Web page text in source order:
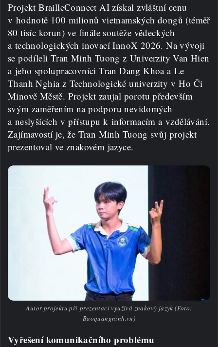
Projekt BrailleConnect AI získal zvláštní cenu
v hodnotě 100 milionů vietnamských dongů (téměř
80 tisíc korun) ve finále soutěže vědeckých
a technologických inovací InnoX 2026. Na vývoji
se podíleli Tran Minh Tuong z Univerzity Van Hien
a jeho spolupracovníci Tran Dang Khoa a Le
Thanh Nghia z Technologické univerzity v Ho Či
Minově Městě. Projekt zaujal porotu především
svým zaměřením na podporu nevidomých
a neslyšících v přístupu k informacím a vzdělávání.
Zajímavostí je, že Tran Minh Tuong svůj projekt
prezentoval ve znakovém jazyce.
Autor projektu při prezentaci využívá znakový jazyk (Foto:
Baoquangninh.vn)
Vyřešení komunikačního problému